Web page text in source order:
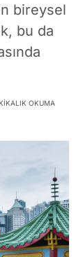
bireysel
bu da
OKUMA